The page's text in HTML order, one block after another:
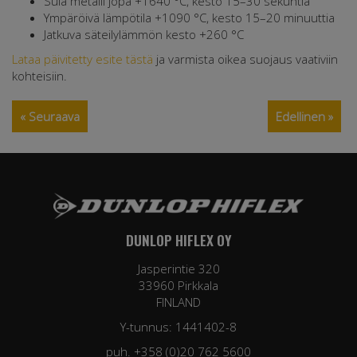
Ympäröivä lämpötila +1090 °C, kesto 15–20 minuuttia
Jatkuva säteilylämmön kesto +260 °C
Lataa päivitetty esite tästä ja varmista oikea suojaus vaativiin
kohteisiin.
Edellinen »
« Seuraava
DUNLOP HIFLEX OY
Jasperintie 320
33960 Pirkkala
FINLAND
Y-tunnus: 1441402-8
puh. +358 (0)20 762 5600